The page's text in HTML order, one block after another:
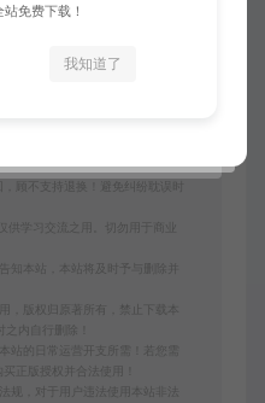
顾不支持退换！避免纠纷耽误时
供学习交流之用。切勿用于商业
知本站，本站将及时予与删除并
，版权归原著所有，禁止下载本
内自行删除！
站的日常运营开支所需！若您需
正版授权并合法使用！
规，对于用户违法使用本站非法
免费下载！
我知道了